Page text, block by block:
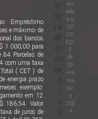
Empréstimo
e máximo de
dos bancos
1.000,00 para
84 Parcelas de
com uma taxa
( CET ) de
energia prazo
exemplo:
em 12
186,54. Valor
de juros de
erv
ado
s a
SO
CR
EDI
T
®
SP
Pro
mo
tor
a
202
4